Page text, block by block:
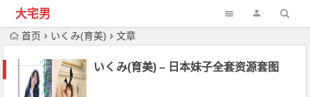
大宅男
首页 いくみ(育美) 文章
いくみ(育美) – 日本妹子全套资源套图